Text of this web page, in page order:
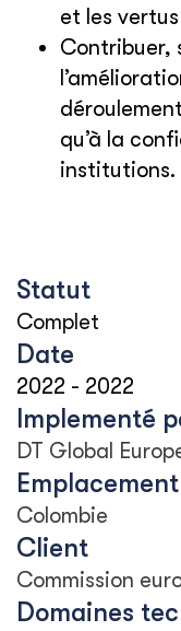
et les
Contribuer,
qu’à la
institutions.
Statut
Complet
Date
2022 - 2022
Implementé
DT Global
Emplacement
Colombie
Client
Commission
Domaines